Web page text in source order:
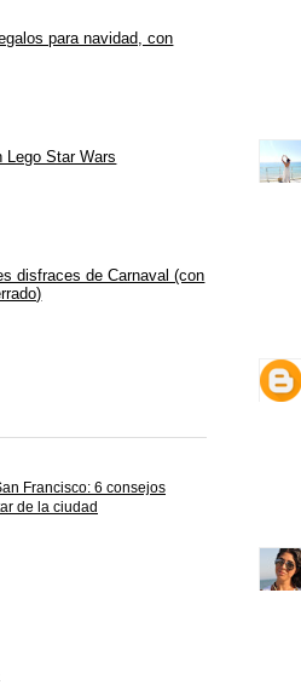
para navidad, con
Lego Star Wars
disfraces de Carnaval (con
Francisco: 6 consejos
de la ciudad